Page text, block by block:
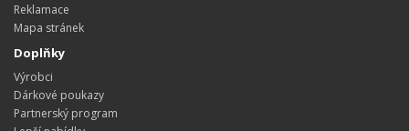
Reklamace
Mapa stránek
Doplňky
Výrobci
Dárkové poukazy
Partnerský program